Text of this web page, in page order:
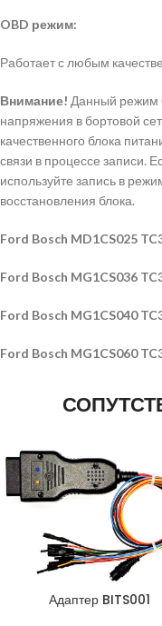
OBD режим:
Работает с любым
Внимание! Данный режим
напряжения в бортовой
качественного блока
связи в процессе записи.
используйте запись в
восстановления блока.
Ford Bosch MD1CS025
Ford Bosch MG1CS036
Ford Bosch MG1CS040
Ford Bosch MG1CS060
Адаптер BITS001